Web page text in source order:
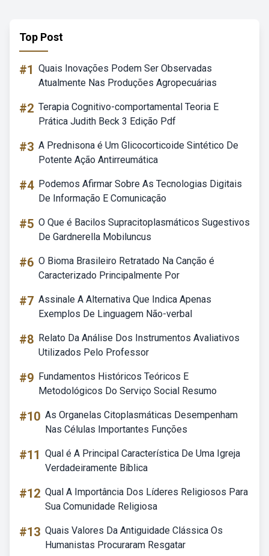
Top Post
#1 Quais Inovações Podem Ser Observadas
Atualmente Nas Produções Agropecuárias
#2 Terapia Cognitivo-comportamental Teoria E
Prática Judith Beck 3 Edição Pdf
#3 A Prednisona é Um Glicocorticoide Sintético De
Potente Ação Antirreumática
#4 Podemos Afirmar Sobre As Tecnologias Digitais
De Informação E Comunicação
#5 O Que é Bacilos Supracitoplasmáticos Sugestivos
De Gardnerella Mobiluncus
#6 O Bioma Brasileiro Retratado Na Canção é
Caracterizado Principalmente Por
#7 Assinale A Alternativa Que Indica Apenas
Exemplos De Linguagem Não-verbal
#8 Relato Da Análise Dos Instrumentos Avaliativos
Utilizados Pelo Professor
#9 Fundamentos Históricos Teóricos E
Metodológicos Do Serviço Social Resumo
#10 As Organelas Citoplasmáticas Desempenham
Nas Células Importantes Funções
#11 Qual é A Principal Característica De Uma Igreja
Verdadeiramente Bíblica
#12 Qual A Importância Dos Líderes Religiosos Para
Sua Comunidade Religiosa
#13 Quais Valores Da Antiguidade Clássica Os
Humanistas Procuraram Resgatar